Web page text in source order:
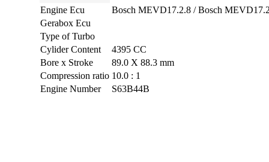
Engine Ecu
Bosch MEVD17.2.8 / Bosch
Gerabox Ecu
Type of Turbo
Cylider Content
4395 CC
Bore x Stroke
89.0 X 88.3 mm
Compression ratio 10.0 : 1
Engine Number
S63B44B